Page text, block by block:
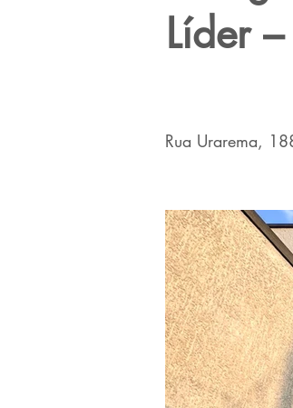
Líder
Rua Urarema,